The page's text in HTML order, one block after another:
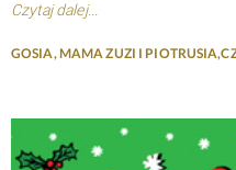
Czytaj dalej...
GOSIA, MAMA ZUZI I